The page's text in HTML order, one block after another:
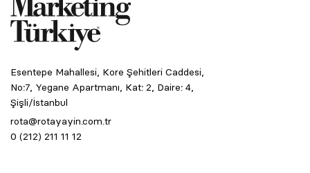
Esentepe Mahallesi, Kore Şehitleri Caddesi,
No:7, Yegane Apartmanı, Kat: 2, Daire: 4,
Şişli/İstanbul
rota@rotayayin.com.tr
0 (212) 211 11 12